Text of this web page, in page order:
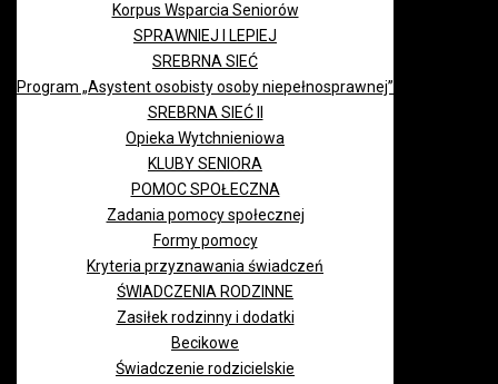
Korpus Wsparcia Seniorów
SPRAWNIEJ I LEPIEJ
SREBRNA SIEĆ
Program „Asystent osobisty osoby niepełnosprawnej”
SREBRNA SIEĆ II
Opieka Wytchnieniowa
KLUBY SENIORA
POMOC SPOŁECZNA
Zadania pomocy społecznej
Formy pomocy
Kryteria przyznawania świadczeń
ŚWIADCZENIA RODZINNE
Zasiłek rodzinny i dodatki
Becikowe
Świadczenie rodzicielskie